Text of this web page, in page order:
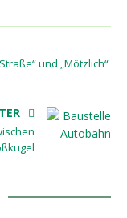
und „Mötzlich“